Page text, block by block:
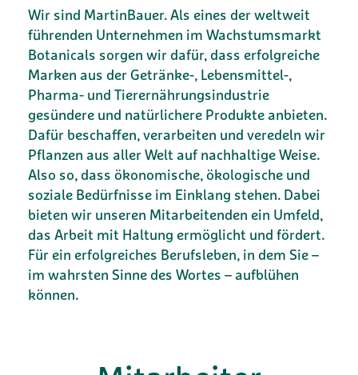
Wir sind MartinBauer. Als eines der weltweit
führenden Unternehmen im Wachstumsmarkt
Botanicals sorgen wir dafür, dass erfolgreiche
Marken aus der Getränke-, Lebensmittel-,
Pharma- und Tierernährungsindustrie
gesündere und natürlichere Produkte anbieten.
Dafür beschaffen, verarbeiten und veredeln wir
Pflanzen aus aller Welt auf nachhaltige Weise.
Also so, dass ökonomische, ökologische und
soziale Bedürfnisse im Einklang stehen. Dabei
bieten wir unseren Mitarbeitenden ein Umfeld,
das Arbeit mit Haltung ermöglicht und fördert.
Für ein erfolgreiches Berufsleben, in dem Sie –
im wahrsten Sinne des Wortes – aufblühen
können.